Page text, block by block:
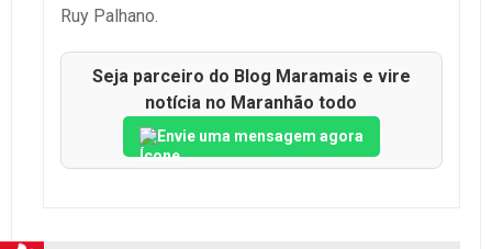
Ruy Palhano.
Seja parceiro do Blog Maramais e vire
notícia no Maranhão todo
Envie uma mensagem agora